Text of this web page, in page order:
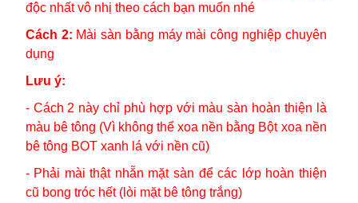
độc nhất vô nhị theo cách bạn muốn nhé
Cách 2: Mài sàn bằng máy mài công nghiệp chuyên
dụng
Lưu ý:
- Cách 2 này chỉ phù hợp với màu sàn hoàn thiện là
màu bê tông (Vì không thể xoa nền bằng Bột xoa nền
bê tông BOT xanh lá với nền cũ)
- Phải mài thật nhẵn mặt sàn để các lớp hoàn thiện
cũ bong tróc hết (lòi mặt bê tông trắng)